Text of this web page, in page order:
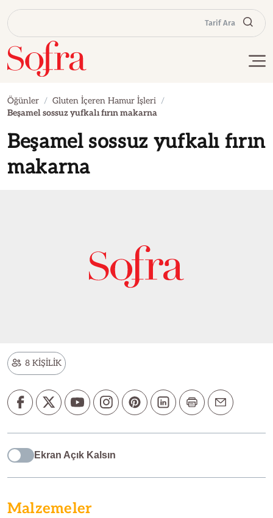
Tarif Ara
Öğünler
Gluten İçeren Hamur İşleri
Beşamel sossuz yufkalı fırın makarna
Beşamel sossuz yufkalı fırın
makarna
8 KİŞİLİK
Ekran Açık Kalsın
Malzemeler